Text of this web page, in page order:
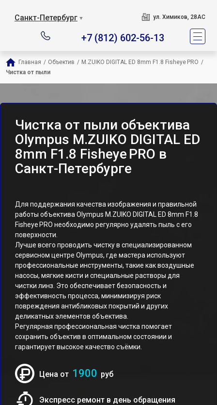
Санкт-Петербург ▼ ул. Химиков, 28АС
+7 (812) 602-56-13
Главная / Объектив / M.ZUIKO DIGITAL ED 8mm F1.8 Fisheye PRO /
Чистка от пыли
Чистка от пыли объектива
Olympus M.ZUIKO DIGITAL ED
8mm F1.8 Fisheye PRO в
Санкт-Петербурге
Для поддержания качества изображения и правильной
работы объектива Olympus M.ZUIKO DIGITAL ED 8mm F1.8
Fisheye PRO необходимо регулярно удалять пыль с его
поверхности.
Лучше всего проводить чистку в специализированном
сервисном центре Olympus, где мастера используют
профессиональные инструменты, такие как воздушные
насосы, мягкие кисти и специальные растворы для
чистки линз. Это обеспечивает безопасность и
эффективность процесса, минимизируя риск
повреждения антибликовых покрытий и других
деликатных элементов объектива.
Регулярная профессиональная чистка помогает
сохранить объектив в оптимальном состоянии и
гарантирует высокое качество съёмки.
Цена от 1900 руб
Экспресс ремонт в день обращения